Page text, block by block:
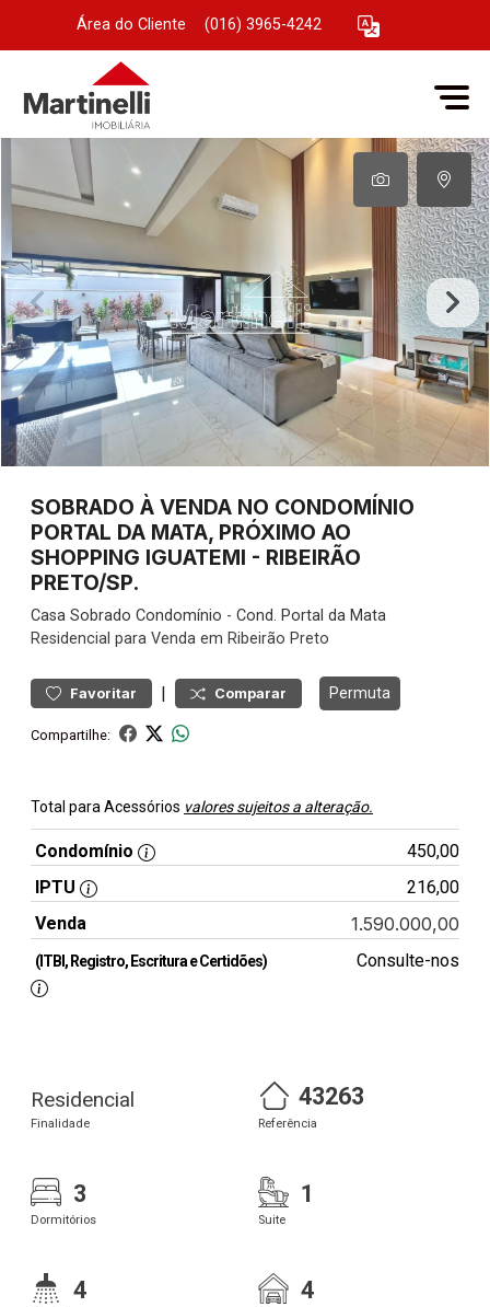
Área do Cliente (016) 3965-4242
SOBRADO À VENDA NO CONDOMÍNIO
PORTAL DA MATA, PRÓXIMO AO
SHOPPING IGUATEMI - RIBEIRÃO
PRETO/SP.
Casa Sobrado Condomínio - Cond. Portal da Mata
Residencial para Venda em Ribeirão Preto
Favoritar | Comparar Permuta
Compartilhe:
Total para Acessórios valores sujeitos a alteração.
Condomínio
450,00
IPTU
216,00
Venda
1.590.000,00
(ITBI, Registro, Escritura e Certidões) Consulte-nos
Residencial
Finalidade
43263
Referência
3
Dormitórios
1
Suite
4 4